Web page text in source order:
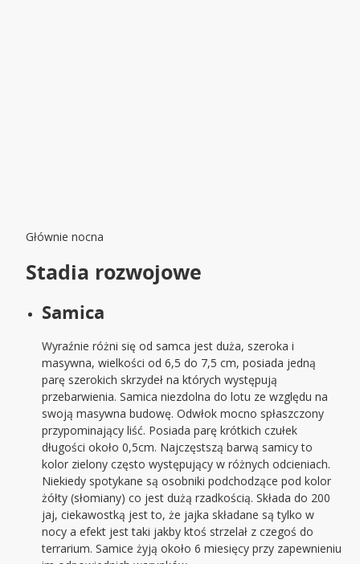
Głównie nocna
Stadia rozwojowe
Samica
Wyraźnie różni się od samca jest duża, szeroka i
masywna, wielkości od 6,5 do 7,5 cm, posiada jedną
parę szerokich skrzydeł na których występują
przebarwienia. Samica niezdolna do lotu ze względu na
swoją masywna budowę. Odwłok mocno spłaszczony
przypominający liść. Posiada parę krótkich czułek
długości około 0,5cm. Najczęstszą barwą samicy to
kolor zielony często występujący w różnych odcieniach.
Niekiedy spotykane są osobniki podchodzące pod kolor
żółty (słomiany) co jest dużą rzadkością. Składa do 200
jaj, ciekawostką jest to, że jajka składane są tylko w
nocy a efekt jest taki jakby ktoś strzelał z czegoś do
terrarium. Samice żyją około 6 miesięcy przy zapewnieniu